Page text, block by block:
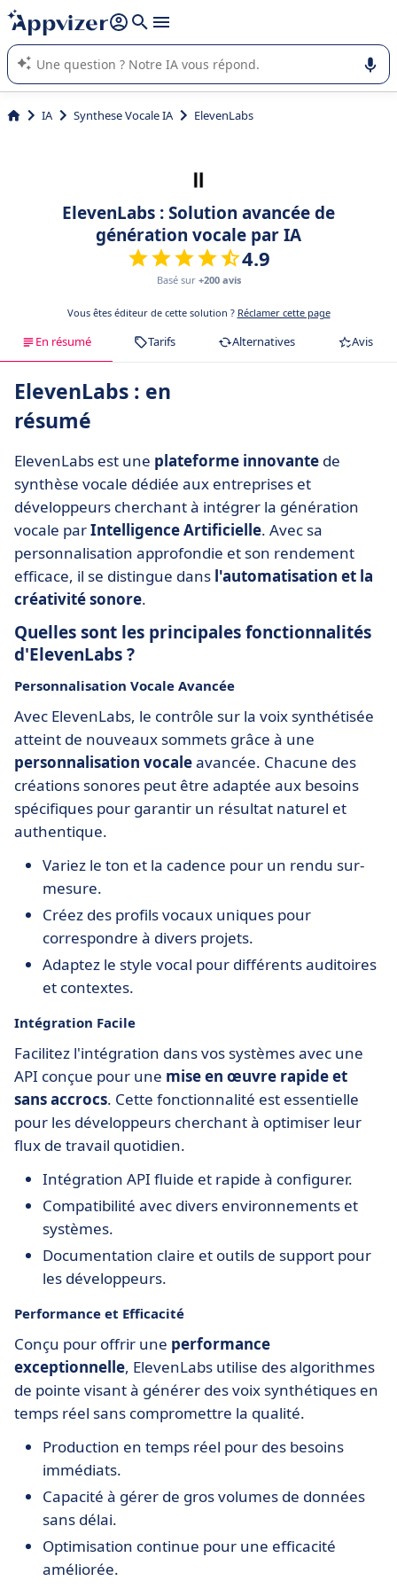
répondre (plusieurs lignes avec
L'IA de Appvizer vous guide dans l'utilisation ou la sélection de
logiciel SaaS en entreprise.
IA Synthese Vocale IA ElevenLabs
ElevenLabs : Solution avancée de
génération vocale par IA
4.9
Basé sur +200 avis
Vous êtes éditeur de cette solution ? Réclamer cette page
En résumé Tarifs Alternatives Avis
ElevenLabs : en
résumé
ElevenLabs est une plateforme innovante de
synthèse vocale dédiée aux entreprises et
développeurs cherchant à intégrer la génération
vocale parIntelligence Artificielle. Avec sa
personnalisation approfondie et son rendement
efficace, il se distingue dans l'automatisation et la
créativité sonore.
Quelles sont les principales fonctionnalités
d'ElevenLabs ?
Personnalisation Vocale Avancée
Avec ElevenLabs, le contrôle sur la voix synthétisée
atteint de nouveaux sommets grâce à une
personnalisation vocaleavancée. Chacune des
créations sonores peut être adaptée aux besoins
spécifiques pour garantir un résultat naturel et
authentique.
Variez le ton et la cadence pour un rendu sur-
mesure.
Créez des profils vocaux uniques pour
correspondre à divers projets.
Adaptez le style vocal pour différents auditoires
et contextes.
Intégration Facile
Facilitez l'intégration dans vos systèmes avec une
API conçue pour une mise en œuvre rapide et
sans accrocs. Cette fonctionnalité est essentielle
pour les développeurs cherchant à optimiser leur
flux de travail quotidien.
Intégration API fluide et rapide à configurer.
Compatibilité avec divers environnements et
systèmes.
Documentation claire et outils de support pour
les développeurs.
Performance et Efficacité
Conçu pour offrir une performance
exceptionnelle, ElevenLabs utilise des algorithmes
de pointe visant à générer des voix synthétiques en
temps réel sans compromettre la qualité.
Production en temps réel pour des besoins
immédiats.
Capacité à gérer de gros volumes de données
sans délai.
Optimisation continue pour une efficacité
améliorée.